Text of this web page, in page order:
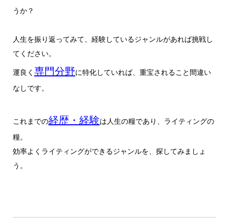
うか？
人生を振り返ってみて、経験しているジャンルがあれば挑戦し
てください。
運良く 専門分野に特化していれば、重宝されること間違い
なしです。
これまでの経歴・経験は人生の糧であり、ライティングの
糧。
効率よくライティングができるジャンルを、探してみましょ
う。